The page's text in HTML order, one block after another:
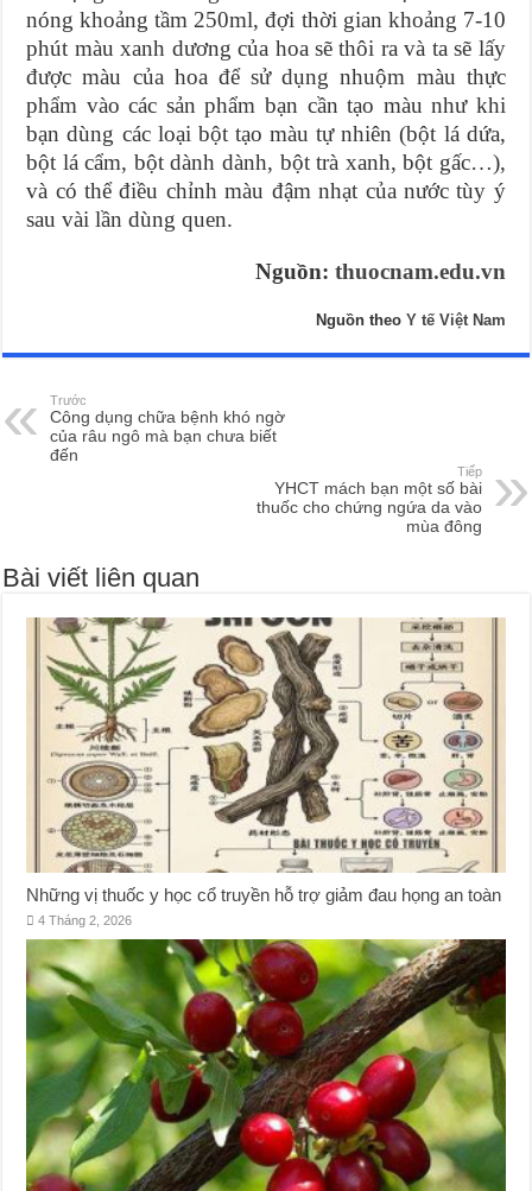
nóng khoảng tầm 250ml, đợi thời gian khoảng 7-10
phút màu xanh dương của hoa sẽ thôi ra và ta sẽ lấy
được màu của hoa để sử dụng nhuộm màu thực
phẩm vào các sản phẩm bạn cần tạo màu như khi
bạn dùng các loại bột tạo màu tự nhiên (bột lá dứa,
bột lá cẩm, bột dành dành, bột trà xanh, bột gấc…),
và có thể điều chỉnh màu đậm nhạt của nước tùy ý
sau vài lần dùng quen.
Nguồn: thuocnam.edu.vn
Nguồn theo Y tế Việt Nam
Trước
Công dụng chữa bệnh khó ngờ
của râu ngô mà bạn chưa biết
đến
Tiếp
YHCT mách bạn một số bài
thuốc cho chứng ngứa da vào
mùa đông
Bài viết liên quan
Những vị thuốc y học cổ truyền hỗ trợ giảm đau họng an toàn
4 Tháng 2, 2026